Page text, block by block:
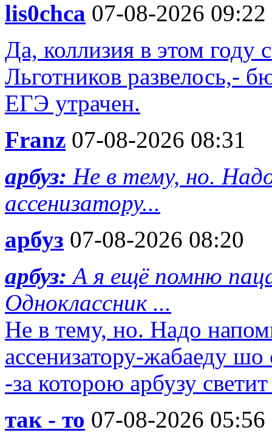
lis0chca 07-08-2026 09:22
Да, коллизия в этом году
Льготников развелось,-
ЕГЭ утрачен.
Franz 07-08-2026 08:31
арбуз: Не в тему, но.
ассенизатору...
арбуз 07-08-2026 08:20
арбуз:А я ещё помню
Одноклассник ...
Не в тему, но. Надо
ассенизатору-жабаеду
-за которою арбузу
так - то 07-08-2026 05:56